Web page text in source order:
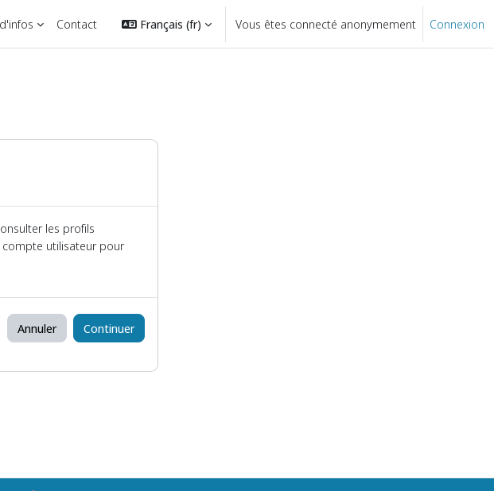
Contact Français ‎(fr)‎ Vous êtes connecté anonymement Connexion
les profils
compte utilisateur pour
Annuler Continuer